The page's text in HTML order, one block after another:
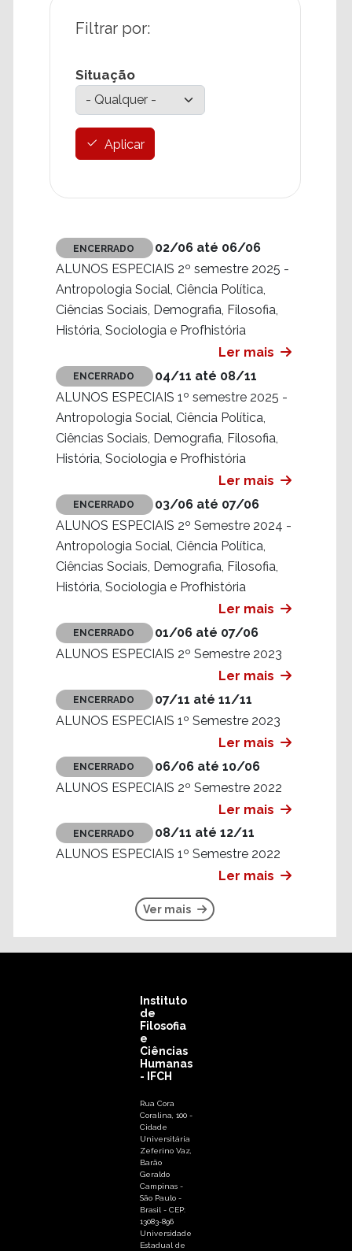
Situação
Aplicar
ENCERRADO
02/06 até 06/06
ALUNOS ESPECIAIS 2º semestre 2025 -
Antropologia Social, Ciência Política,
Ciências Sociais, Demografia, Filosofia,
História, Sociologia e Profhistória
Ler mais
ENCERRADO
04/11 até 08/11
ALUNOS ESPECIAIS 1º semestre 2025 -
Antropologia Social, Ciência Política,
Ciências Sociais, Demografia, Filosofia,
História, Sociologia e Profhistória
Ler mais
ENCERRADO
03/06 até 07/06
ALUNOS ESPECIAIS 2º Semestre 2024 -
Antropologia Social, Ciência Política,
Ciências Sociais, Demografia, Filosofia,
História, Sociologia e Profhistória
Ler mais
ENCERRADO
01/06 até 07/06
ALUNOS ESPECIAIS 2º Semestre 2023
Ler mais
ENCERRADO
07/11 até 11/11
ALUNOS ESPECIAIS 1º Semestre 2023
Ler mais
ENCERRADO
06/06 até 10/06
ALUNOS ESPECIAIS 2º Semestre 2022
Ler mais
ENCERRADO
08/11 até 12/11
ALUNOS ESPECIAIS 1º Semestre 2022
Ler mais
Ver mais
Instituto
de
Filosofia
e
Ciências
Humanas
- IFCH
Rua Cora
Coralina, 100 -
Cidade
Universitária
Zeferino Vaz,
Barão
Geraldo
Campinas -
São Paulo -
Brasil - CEP:
13083-896
Universidade
Estadual de